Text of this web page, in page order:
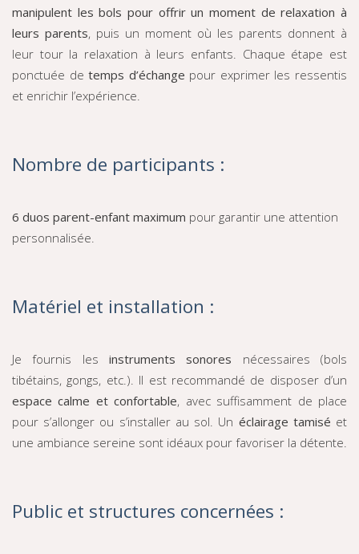
manipulent les bols pour offrir un moment de relaxation à
leurs parents, puis un moment où les parents donnent à
leur tour la relaxation à leurs enfants. Chaque étape est
ponctuée detemps d’échange pour exprimer les ressentis
et enrichir l’expérience.
Nombre de participants :
6 duos parent-enfant maximum pour garantir une attention
personnalisée.
Matériel et installation :
Je fournis les instruments sonores nécessaires (bols
tibétains, gongs, etc.). Il est recommandé de disposer d’un
espace calme et confortable, avec suffisamment de place
pour s’allonger ou s’installer au sol. Un éclairage tamisé et
une ambiance sereine sont idéaux pour favoriser la détente.
Public et structures concernées :